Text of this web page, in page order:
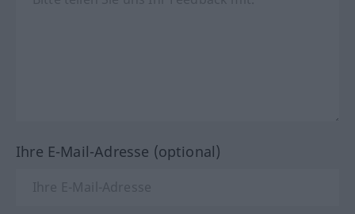
Ihre E-Mail-Adresse (optional)